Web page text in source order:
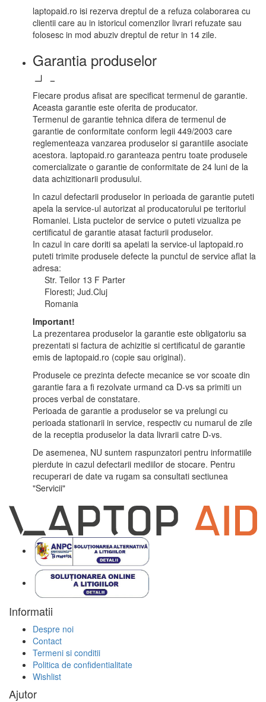
laptopaid.ro isi rezerva dreptul de a refuza colaborarea cu
clientii care au in istoricul comenzilor livrari refuzate sau
folosesc in mod abuziv dreptul de retur in 14 zile.
Garantia produselor
Fiecare produs afisat are specificat termenul de garantie.
Aceasta garantie este oferita de producator.
Termenul de garantie tehnica difera de termenul de
garantie de conformitate conform legii 449/2003 care
reglementeaza vanzarea produselor si garantiile asociate
acestora. laptopaid.ro garanteaza pentru toate produsele
comercializate o garantie de conformitate de 24 luni de la
data achizitionarii produsului.
In cazul defectarii produselor in perioada de garantie puteti
apela la service-ul autorizat al producatorului pe teritoriul
Romaniei. Lista puctelor de service o puteti vizualiza pe
certificatul de garantie atasat facturii produselor.
In cazul in care doriti sa apelati la service-ul laptopaid.ro
puteti trimite produsele defecte la punctul de service aflat la
adresa:
Str. Teilor 13 F Parter
Floresti; Jud.Cluj
Romania
Important!
La prezentarea produselor la garantie este obligatoriu sa
prezentati si factura de achizitie si certificatul de garantie
emis de laptopaid.ro (copie sau original).
Produsele ce prezinta defecte mecanice se vor scoate din
garantie fara a fi rezolvate urmand ca D-vs sa primiti un
proces verbal de constatare.
Perioada de garantie a produselor se va prelungi cu
perioada stationarii in service, respectiv cu numarul de zile
de la receptia produselor la data livrarii catre D-vs.
De asemenea, NU suntem raspunzatori pentru informatiile
pierdute in cazul defectarii mediilor de stocare. Pentru
recuperari de date va rugam sa consultati sectiunea
"Servicii"
Informatii
Despre noi
Contact
Termeni si conditii
Politica de confidentialitate
Wishlist
Ajutor